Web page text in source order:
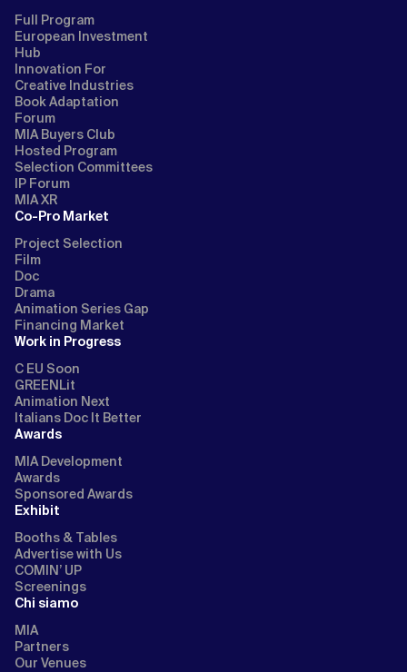
Full Program
European Investment
Hub
Innovation For
Creative Industries
Book Adaptation
Forum
MIA Buyers Club
Hosted Program
Selection Committees
IP Forum
MIA XR
Co-Pro Market
Project Selection
Film
Doc
Drama
Animation Series Gap
Financing Market
Work in Progress
C EU Soon
GREENLit
Animation Next
Italians Doc It Better
Awards
MIA Development
Awards
Sponsored Awards
Exhibit
Booths & Tables
Advertise with Us
COMIN’ UP
Screenings
Chi siamo
MIA
Partners
Our Venues